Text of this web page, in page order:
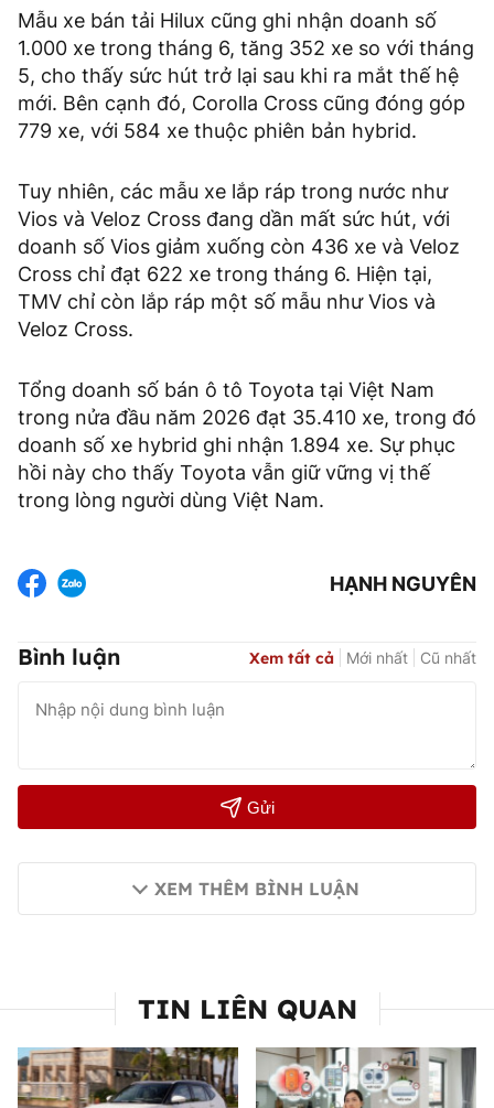
Mẫu xe bán tải Hilux cũng ghi nhận doanh số
1.000 xe trong tháng 6, tăng 352 xe so với tháng
5, cho thấy sức hút trở lại sau khi ra mắt thế hệ
mới. Bên cạnh đó, Corolla Cross cũng đóng góp
779 xe, với 584 xe thuộc phiên bản hybrid.
Tuy nhiên, các mẫu xe lắp ráp trong nước như
Vios và Veloz Cross đang dần mất sức hút, với
doanh số Vios giảm xuống còn 436 xe và Veloz
Cross chỉ đạt 622 xe trong tháng 6. Hiện tại,
TMV chỉ còn lắp ráp một số mẫu như Vios và
Veloz Cross.
Tổng doanh số bán ô tô Toyota tại Việt Nam
trong nửa đầu năm 2026 đạt 35.410 xe, trong đó
doanh số xe hybrid ghi nhận 1.894 xe. Sự phục
hồi này cho thấy Toyota vẫn giữ vững vị thế
trong lòng người dùng Việt Nam.
HẠNH NGUYÊN
Bình luận Xem tất cả Mới nhất Cũ nhất
Gửi
XEM THÊM BÌNH LUẬN
TIN LIÊN QUAN